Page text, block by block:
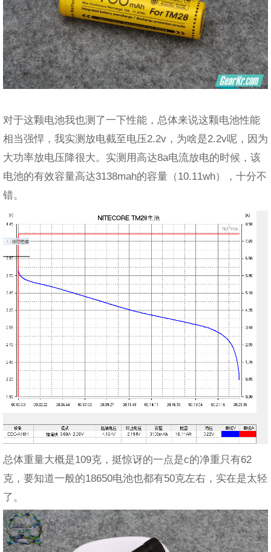
对于这颗电池我也测了一下性能，总体来说这颗电池性能
相当强悍，我实测放电截至电压2.2v，为啥是2.2v呢，因为
大功率放电压降很大。实测用高达8a电流放电的时候，该
电池的有效容量高达3138mah的容量（10.11wh），十分不
错。
总体重量大概是109克，挺惊讶的一点是c的净重只有62
克，要知道一般的18650电池也都有50克左右，实在是太轻
了。